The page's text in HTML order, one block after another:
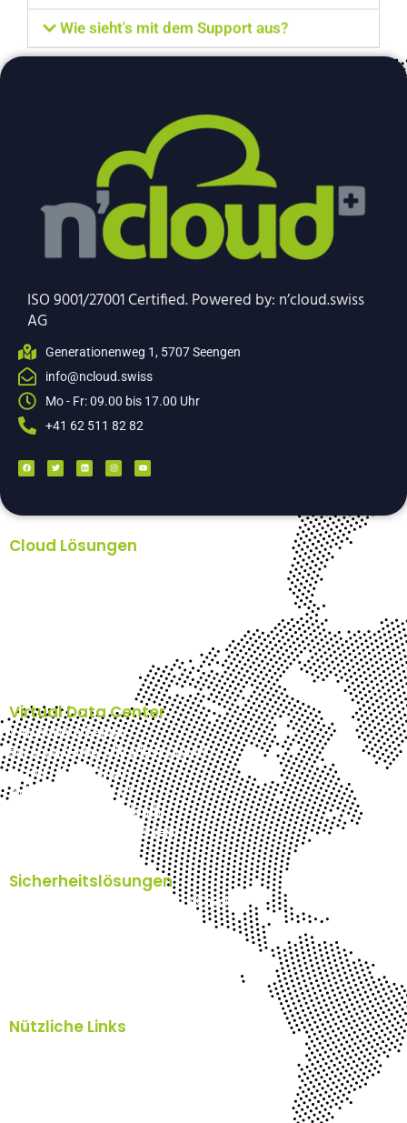
Wie sieht's mit dem Support aus?
ISO 9001/27001 Certified. Powered by: n’cloud.swiss
AG
Generationenweg 1, 5707 Seengen
info@ncloud.swiss
Mo - Fr: 09.00 bis 17.00 Uhr
+41 62 511 82 82
Cloud Lösungen
Virtual Data Center
Virtual Data Center
su’cloud (Super Ultra fast Cloud)
g’cloud (GPU Cloud)
c’cloud (CAD Cloud)
u’cloud (Ultra fast Cloud)
VPS (Virtual Private Server)
Sicherheitslösungen
Pentester Schweiz - IT Security Check
Nützliche Links